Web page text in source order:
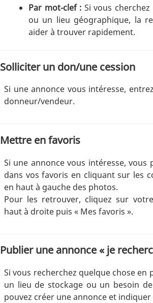
Par mot-clef : Si vous
ou un lieu géographique, la
aider à trouver rapidement.
Solliciter un don/une cession
Si une annonce vous intéresse,
donneur/vendeur.
Mettre en favoris
Si une annonce vous intéresse, vous
dans vos favoris en cliquant sur les
en haut à gauche des photos.
Pour les retrouver, cliquez sur
haut à droite puis « Mes favoris ».
Publier une annonce « je
Si vous recherchez quelque chose en
un lieu de stockage ou un besoin
pouvez créer une annonce et indiquer